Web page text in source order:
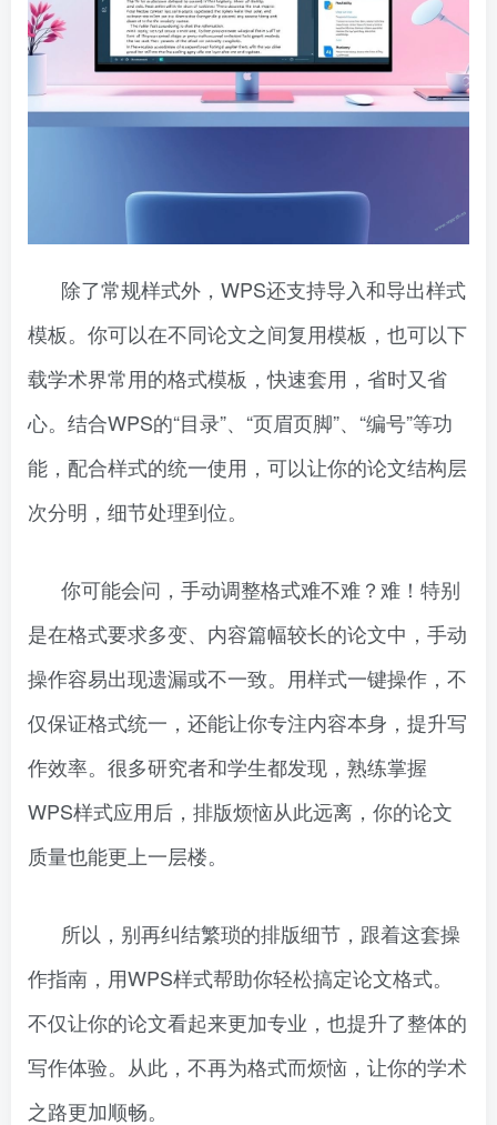
除了常规样式外，WPS还支持导入和导出样式
模板。你可以在不同论文之间复用模板，也可以下
载学术界常用的格式模板，快速套用，省时又省
心。结合WPS的“目录”、“页眉页脚”、“编号”等功
能，配合样式的统一使用，可以让你的论文结构层
次分明，细节处理到位。
你可能会问，手动调整格式难不难？难！特别
是在格式要求多变、内容篇幅较长的论文中，手动
操作容易出现遗漏或不一致。用样式一键操作，不
仅保证格式统一，还能让你专注内容本身，提升写
作效率。很多研究者和学生都发现，熟练掌握
WPS样式应用后，排版烦恼从此远离，你的论文
质量也能更上一层楼。
所以，别再纠结繁琐的排版细节，跟着这套操
作指南，用WPS样式帮助你轻松搞定论文格式。
不仅让你的论文看起来更加专业，也提升了整体的
写作体验。从此，不再为格式而烦恼，让你的学术
之路更加顺畅。